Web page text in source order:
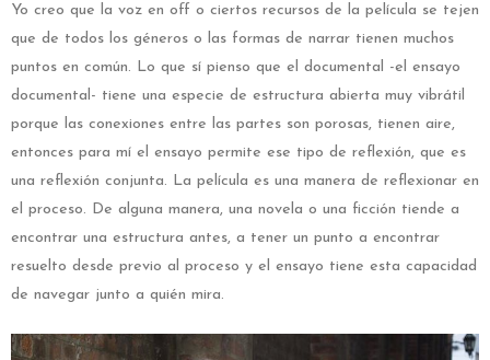
Yo creo que la voz en off o ciertos recursos de la película se tejen
que de todos los géneros o las formas de narrar tienen muchos
puntos en común. Lo que sí pienso que el documental -el ensayo
documental- tiene una especie de estructura abierta muy vibrátil
porque las conexiones entre las partes son porosas, tienen aire,
entonces para mí el ensayo permite ese tipo de reflexión, que es
una reflexión conjunta. La película es una manera de reflexionar en
el proceso. De alguna manera, una novela o una ficción tiende a
encontrar una estructura antes, a tener un punto a encontrar
resuelto desde previo al proceso y el ensayo tiene esta capacidad
de navegar junto a quién mira.